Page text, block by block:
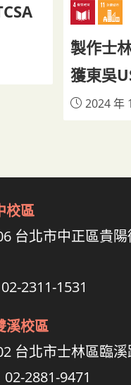
製作士
獲東吳
2024 年
校區
台北市中正區貴
2311-1531
溪校區
台北市士林區臨
02-2881-9471